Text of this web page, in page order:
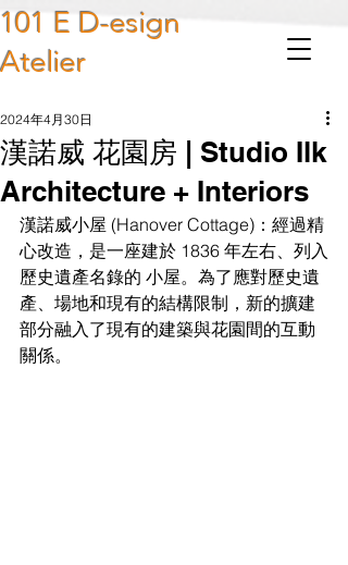
101 E D-esign
Atelier
漢諾威 花園房 | Studio Ilk
Architecture + Interiors
2024年4月30日
漢諾威小屋 (Hanover Cottage)：經過精
心改造，是一座建於 1836 年左右、列入
歷史遺產名錄的 小屋。為了應對歷史遺
產、場地和現有的結構限制，新的擴建
部分融入了現有的建築與花園間的互動
關係。